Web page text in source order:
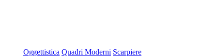
Oggettistica Quadri Moderni Scarpiere